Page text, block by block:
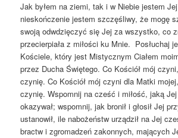
Jak byłem na ziemi, tak i w Niebie jestem
nieskończenie jestem szczęśliwy, że mogę
swoją odwdzięczyć się Jej za wszystko, co
przecierpiała z miłości ku Mnie. Posłuchaj
Kościele, który jest Mistycznym Ciałem
przez Ducha Świętego. Co Kościół mój
czynię. Co Kościół mój czyni dla Matki
czynię. Wspomnij na cześć i miłość, jaką
okazywał; wspomnij, jak bronił i głosił Jej
ustanowił, ile nabożeństw urządził na Jej
bractw i zgromadzeń zakonnych, mających